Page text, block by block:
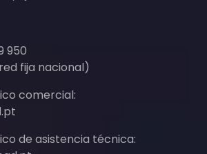
950
fija nacional)
comercial:
de asistencia técnica: